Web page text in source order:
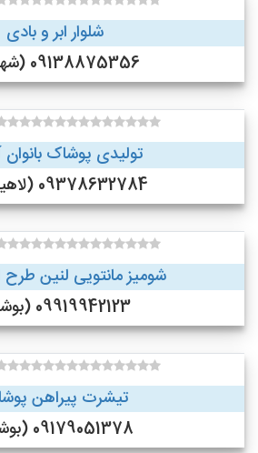
شلوار ابر و بادی
09138875356 (شهرکرد)
تولیدی پوشاک
09378632784 (لاهیجان )
شومیز مانتویی لنین
09919942123 (بوشهر)
تیشرت پیراهن
09179051378 (بوشهر)